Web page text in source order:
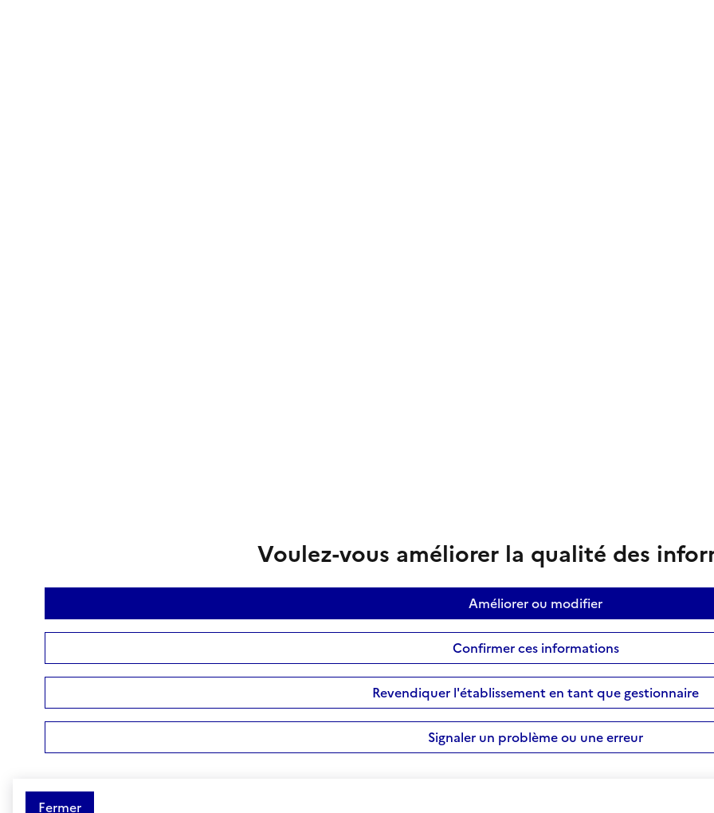
Voulez-vous améliorer la qualité des
Améliorer ou modifier
Confirmer ces informations
Revendiquer l'établissement en tant que gestionnaire
Signaler un problème ou une erreur
Fermer